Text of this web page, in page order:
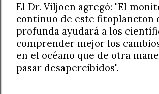
El Dr. Viljoen agregó: "El
continuo de este fitoplancton
profunda ayudará a los
comprender mejor los
en el océano que de otra
pasar desapercibidos".